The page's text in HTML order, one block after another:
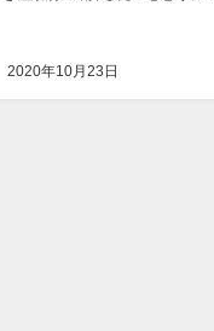
2020年10月23日